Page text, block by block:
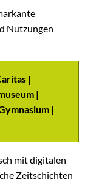
Nutzungen
|
|
|
mit digitalen
Zeitschichten